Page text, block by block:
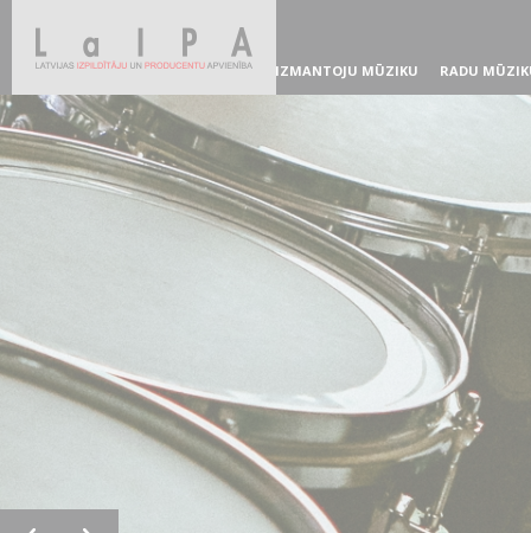
IZMANTOJU MŪZIKU RADU